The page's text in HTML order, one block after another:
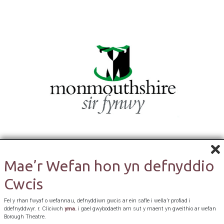
Mae’r Wefan hon yn defnyddio
Cwcis
Fel y rhan fwyaf o wefannau, defnyddiwn gwcis ar ein safle i wella’r profiad i
ddefnyddwyr. r. Cliciwch yma. i gael gwybodaeth am sut y maent yn gweithio ar wefan
Borough Theatre.